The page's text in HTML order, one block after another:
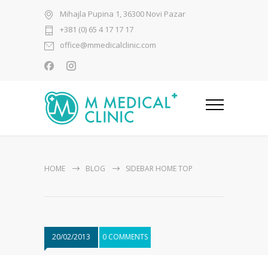
Mihajla Pupina 1, 36300 Novi Pazar
+381 (0) 65 4 17 17 17
office@mmedicalclinic.com
HOME BLOG SIDEBAR HOME TOP
20/02/2013 0 COMMENTS